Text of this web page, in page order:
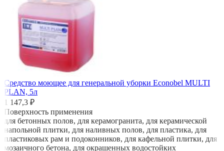
Средство моющее для генеральной уборки Econobel MULTI
PLAN, 5л
1 147,3 ₽
Поверхность применения
для бетонных полов, для керамогранита, для керамической
напольной плитки, для наливных полов, для пластика, для
пластиковых рам и подоконников, для кафельной плитки, для
мозаичного бетона, для окрашенных водостойких